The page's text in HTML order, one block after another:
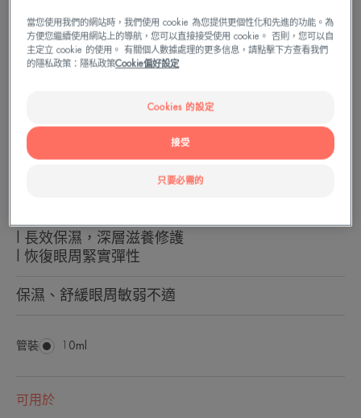
l 長效保濕，深層滋養修護
l 恢復眼周緊實彈性
保濕、舒緩眼周敏弱不適
管裝
管
10ml
可用於
當您使用我們的網站時，我們使用 cookie 為您提供更個性化和先進的功能。為
方便您繼續使用網站上的導航，您可以直接接受使用 cookie。 否則，您可以自
主定立 cookie 的使用。 有關個人數據處理的更多信息，請點擊下方查看我們
的隱私政策：隱私政策Cookie偏好設定
Cookies 的設定
只要必需的
接受